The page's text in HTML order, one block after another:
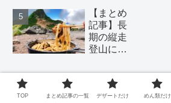
類、鍋、
おつま
み、デザ
ート）
る絶品パ
スタ16選
【湯切り
不要】
【まとめ
記事】長
期の縦走
登山にオ
日持ち材
料で二日
目以降で
お問い合わせ
TOP まとめ記事の一覧 デザートだけ めん類だけ